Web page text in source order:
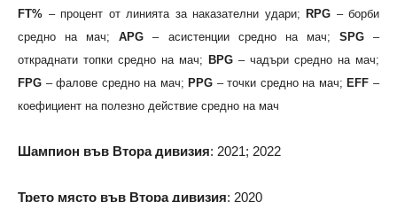
FT% – процент от линията за наказателни удари; RPG – борби
средно на мач;APG – асистенции средно на мач; SPG–
откраднати топки средно на мач; BPG – чадъри средно на мач;
FPG – фалове средно на мач; PPG – точки средно на мач; EFF –
коефициент на полезно действие средно на мач
Шампион във Втора дивизия: 2021; 2022
Трето място във Втора дивизия: 2020